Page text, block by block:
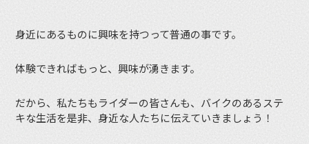
身近にあるものに興味を持つって普通の事です。
体験できればもっと、興味が湧きます。
だから、私たちもライダーの皆さんも、バイクのあるステ
キな生活を是非、身近な人たちに伝えていきましょう！